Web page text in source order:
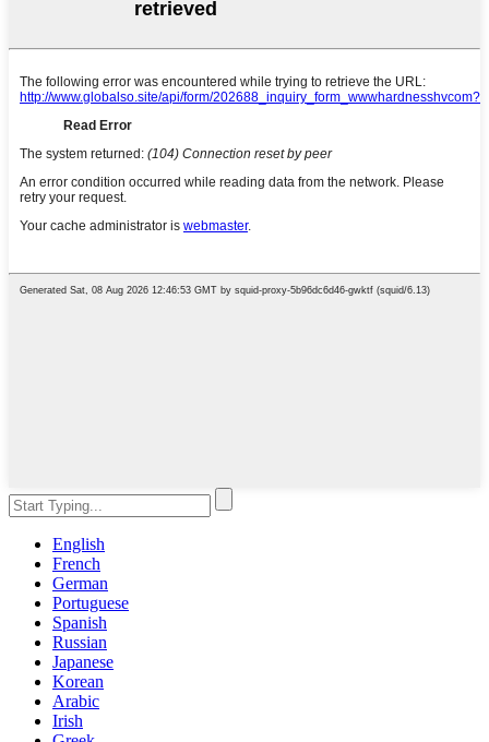
English
French
German
Portuguese
Spanish
Russian
Japanese
Korean
Arabic
Irish